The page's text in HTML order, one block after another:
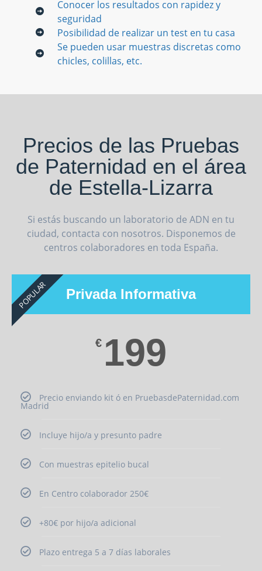
Conocer los resultados con rapidez y
seguridad
Posibilidad de realizar un test en tu casa
Se pueden usar muestras discretas como
chicles, colillas, etc.
Precios de las Pruebas
de Paternidad en el área
de Estella-Lizarra
Si estás buscando un laboratorio de ADN en tu
ciudad, contacta con nosotros. Disponemos de
centros colaboradores en toda España.
Privada Informativa
€ 199
Precio enviando kit ó en PruebasdePaternidad.com
Madrid
Incluye hijo/a y presunto padre
Con muestras epitelio bucal
En Centro colaborador 250€
+80€ por hijo/a adicional
Plazo entrega 5 a 7 días laborales
POPULAR